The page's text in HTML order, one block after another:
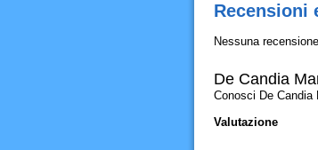
Recensioni
Nessuna
De Candia
Conosci De Candia
Valutazione